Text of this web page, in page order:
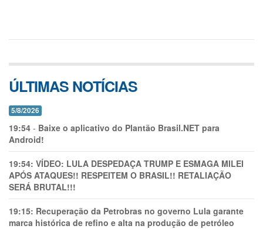
ÚLTIMAS NOTÍCIAS
5/8/2026
19:54 - Baixe o aplicativo do Plantão Brasil.NET para
Android!
19:54: VÍDEO: LULA DESPEDAÇA TRUMP E ESMAGA MILEI
APÓS ATAQUES!! RESPEITEM O BRASIL!! RETALIAÇÃO
SERÁ BRUTAL!!!
19:15: Recuperação da Petrobras no governo Lula garante
marca histórica de refino e alta na produção de petróleo